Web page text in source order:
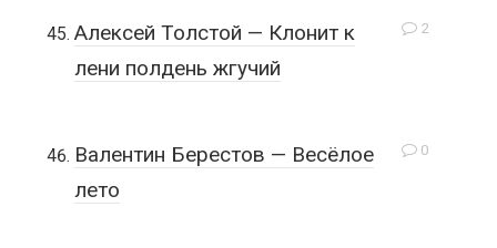
2
Алексей Толстой — Клонит к
лени полдень жгучий
0
Валентин Берестов — Весёлое
лето